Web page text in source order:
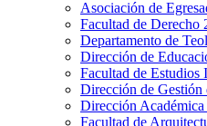
Asociación de
Facultad de Derecho
Departamento de
Dirección de
Facultad de
Dirección de
Dirección
Facultad de